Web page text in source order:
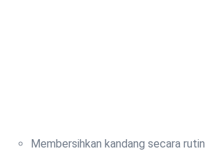
Membersihkan kandang secara rutin.